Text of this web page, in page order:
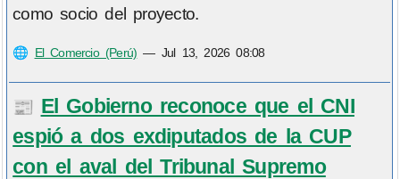
como socio del proyecto.
🌐 El Comercio (Perú) — Jul 13, 2026 08:08
📰 El Gobierno reconoce que el CNI
espió a dos exdiputados de la CUP
con el aval del Tribunal Supremo